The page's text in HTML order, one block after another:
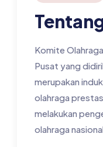
Komite
Pusat yang
merupakan
olahraga
melakukan
olahraga